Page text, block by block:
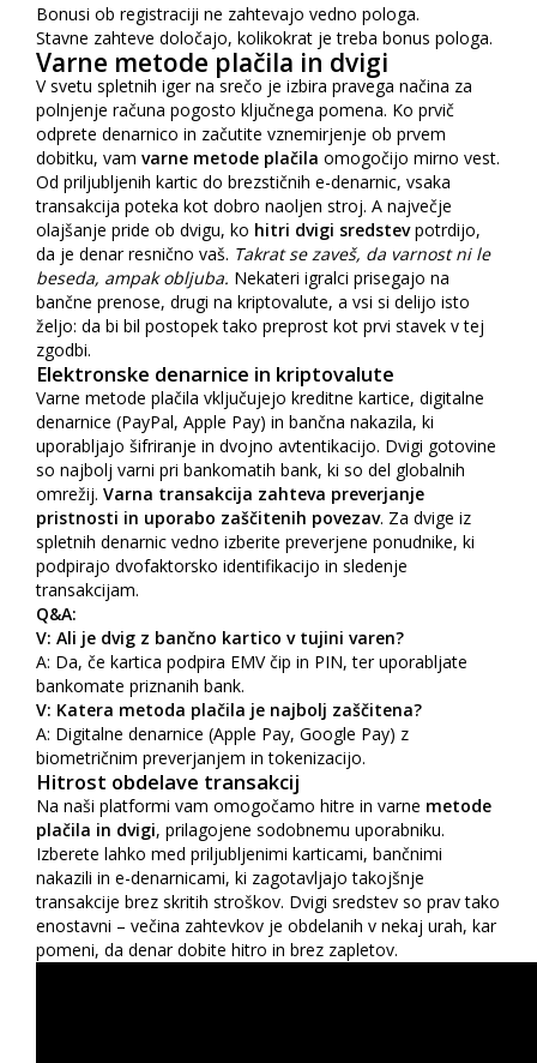
Bonusi ob registraciji ne zahtevajo vedno pologa.
Stavne zahteve določajo, kolikokrat je treba bonus pologa.
Varne metode plačila in dvigi
V svetu spletnih iger na srečo je izbira pravega načina za
polnjenje računa pogosto ključnega pomena. Ko prvič
odprete denarnico in začutite vznemirjenje ob prvem
dobitku, vam varne metode plačila omogočijo mirno vest.
Od priljubljenih kartic do brezstičnih e-denarnic, vsaka
transakcija poteka kot dobro naoljen stroj. A največje
olajšanje pride ob dvigu, ko hitri dvigi sredstevpotrdijo,
da je denar resnično vaš. Takrat se zaveš, da varnost ni le
beseda, ampak obljuba. Nekateri igralci prisegajo na
bančne prenose, drugi na kriptovalute, a vsi si delijo isto
željo: da bi bil postopek tako preprost kot prvi stavek v tej
zgodbi.
Elektronske denarnice in kriptovalute
Varne metode plačila vključujejo kreditne kartice, digitalne
denarnice (PayPal, Apple Pay) in bančna nakazila, ki
uporabljajo šifriranje in dvojno avtentikacijo. Dvigi gotovine
so najbolj varni pri bankomatih bank, ki so del globalnih
omrežij. Varna transakcija zahteva preverjanje
pristnosti in uporabo zaščitenih povezav. Za dvige iz
spletnih denarnic vedno izberite preverjene ponudnike, ki
podpirajo dvofaktorsko identifikacijo in sledenje
transakcijam.
Q&A:
V: Ali je dvig z bančno kartico v tujini varen?
A: Da, če kartica podpira EMV čip in PIN, ter uporabljate
bankomate priznanih bank.
V: Katera metoda plačila je najbolj zaščitena?
A: Digitalne denarnice (Apple Pay, Google Pay) z
biometričnim preverjanjem in tokenizacijo.
Hitrost obdelave transakcij
Na naši platformi vam omogočamo hitre in varne metode
plačila in dvigi, prilagojene sodobnemu uporabniku.
Izberete lahko med priljubljenimi karticami, bančnimi
nakazili in e-denarnicami, ki zagotavljajo takojšnje
transakcije brez skritih stroškov. Dvigi sredstev so prav tako
enostavni – večina zahtevkov je obdelanih v nekaj urah, kar
pomeni, da denar dobite hitro in brez zapletov.